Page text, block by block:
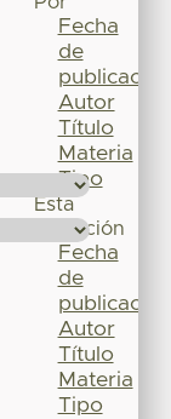
Fecha
de
publicación
Autor
Título
Materia
Tipo
Esta
colección
Fecha
de
publicación
Autor
Título
Materia
Tipo